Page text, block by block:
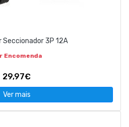
Seccionador 3P 12A
Encomenda
29,97€
Ver mais